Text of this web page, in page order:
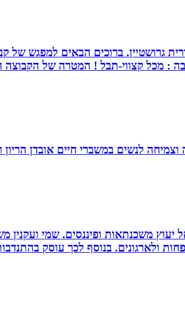
גרושטיין. ברוכים הבאים למפגש
: מכל קצווי-תבל ! המטרה של הקבוצה
וצמיחה לנשים במשברי חיים אובדן
יעוץ משכנתאות ופיננסים. שמי
ולארגונים. בנוסף לכך עוסק